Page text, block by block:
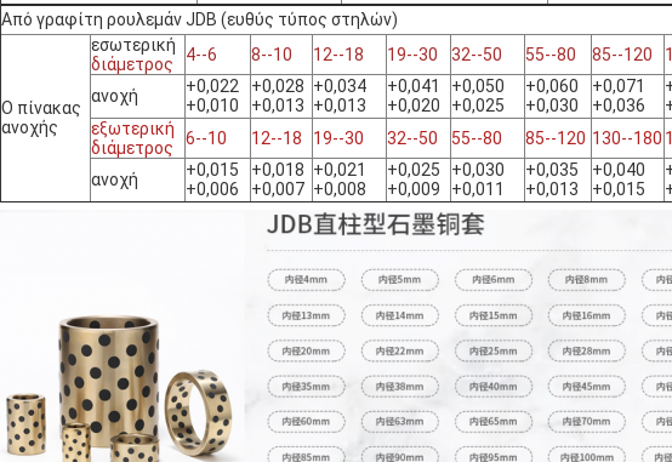
Από γραφίτη ρουλεμάν JDB (ευθύς τύπος στηλών)
Ο πίνακας
ανοχής
εσωτερική
διάμετρος
4--6 8--10 12--18 19--30 32--50 55--80 85--120
ανοχή
+0,022
+0,010
+0,028
+0,013
+0,034
+0,013
+0,041
+0,020
+0,050
+0,025
+0,060
+0,030
+0,071
+0,036
εξωτερική
διάμετρος
6--10 12--18 19--30 32--50 55--80 85--120 130--180
ανοχή
+0,015
+0,006
+0,018
+0,007
+0,021
+0,008
+0,025
+0,009
+0,030
+0,011
+0,035
+0,013
+0,040
+0,015